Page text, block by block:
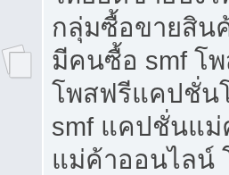
กลุ่มซื้อขายสิน
มีคนซื้อ smf โ
โพสฟรีแคปชั่น
smf แคปชั่นแ
แม่ค้าออนไลน์